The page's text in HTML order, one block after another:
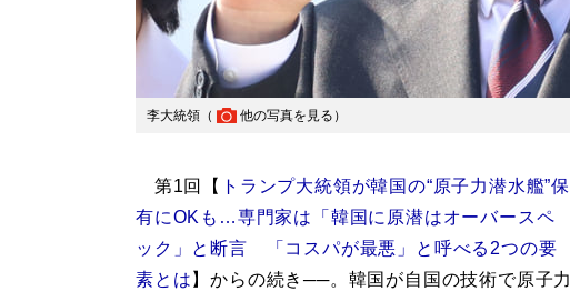
李大統領（ 他の写真を見る ）
第1回【 トランプ大統領が韓国の“原子力潜水艦”保
有にOKも…専門家は「韓国に原潜はオーバースペ
ック」と断言 「コスパが最悪」と呼べる2つの要
素とは 】からの続き──。韓国が自国の技術で原子力